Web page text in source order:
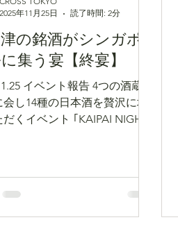
の銘酒がシンガポ
集う宴【終宴】
イベント報告 4つの酒蔵が
し14種の日本酒を贅沢に堪
くイベント ｢KAIPAI NIGHT｣
茸や伊勢海老､塩辛､あおさ､
の味噌､手毬寿司､群馬和牛
2025年11月25日
読了時間: 2分